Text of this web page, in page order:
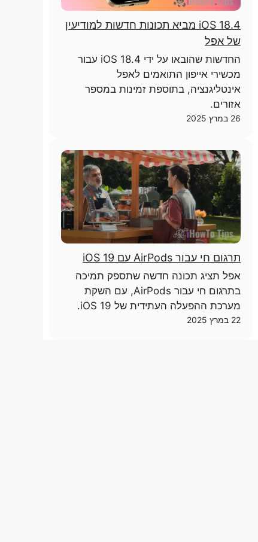
iOS 18.4 מביא תכונות חדשות למודיעין
של אפל
החדשות שהובאו על ידי iOS 18.4 עבור
מכשירי אייפון התואמים לאפל
אינטליגנציה, בתוספת זמינות במספר
אזורים.
26 במרץ 2025
תרגום חי עבור AirPods עם iOS 19
אפל תציג תכונה חדשה שתספק תמיכה
בתרגום חי עבור AirPods, עם השקת
מערכת ההפעלה העתידית של iOS 19.
22 במרץ 2025